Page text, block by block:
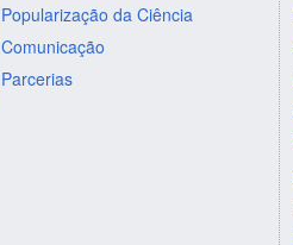
Popularização da Ciência
Comunicação
Parcerias